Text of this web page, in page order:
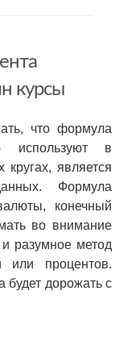
курсы
что формула
используют в
кругах, является
Формула
конечный
во внимание
и разумное метод
или процентов.
будет дорожать с